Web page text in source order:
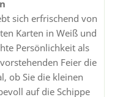
sich erfrischend von
Karten in Weiß und
Persönlichkeit als
Feier die
ob Sie die kleinen
auf die Schippe